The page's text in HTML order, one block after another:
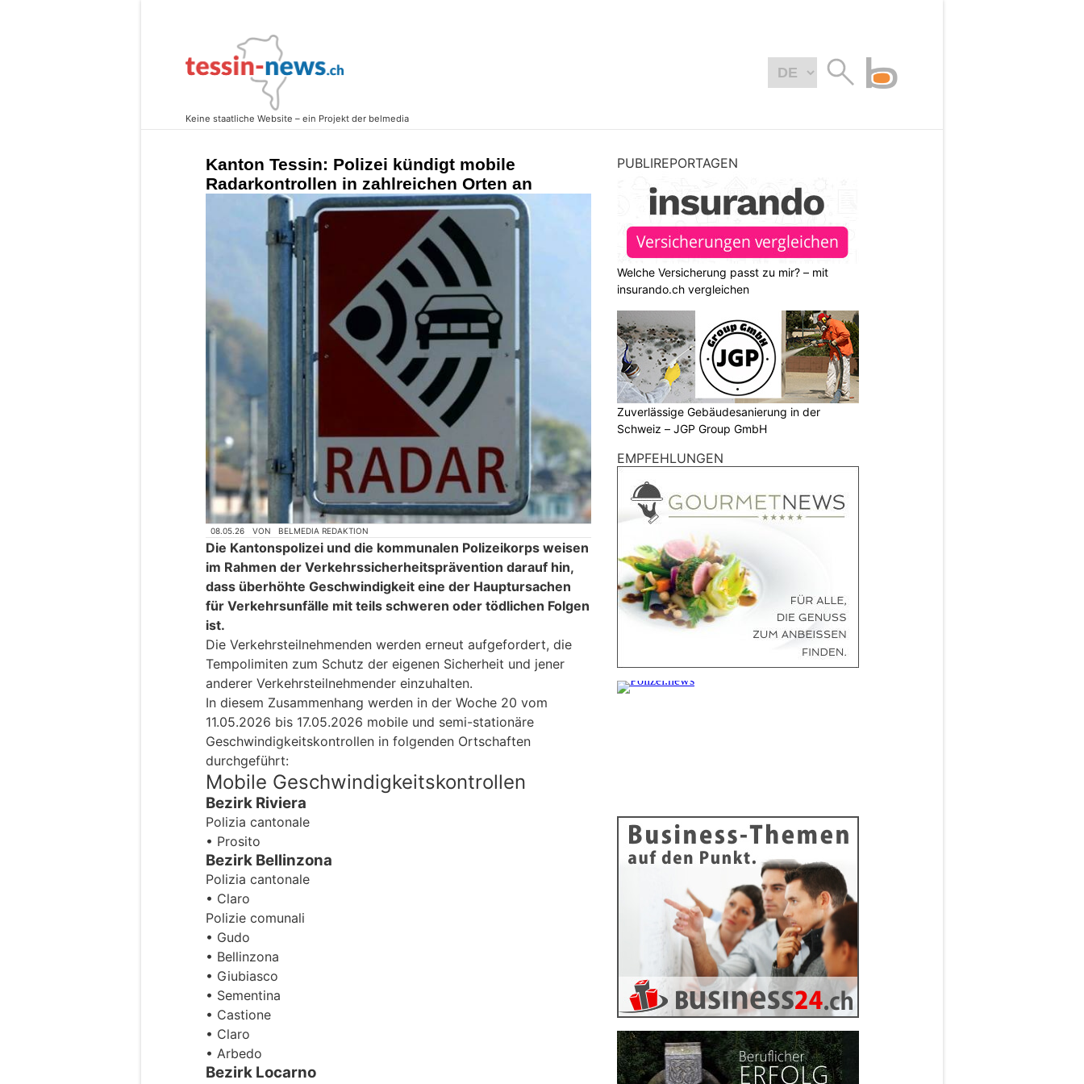
Kanton Tessin: Polizei kündigt mobile
Radarkontrollen in zahlreichen Orten an
08.05.26 VON BELMEDIA REDAKTION
Die Kantonspolizei und die kommunalen Polizeikorps weisen
im Rahmen der Verkehrssicherheitsprävention darauf hin,
dass überhöhte Geschwindigkeit eine der Hauptursachen
für Verkehrsunfälle mit teils schweren oder tödlichen Folgen
ist.
Die Verkehrsteilnehmenden werden erneut aufgefordert, die
Tempolimiten zum Schutz der eigenen Sicherheit und jener
anderer Verkehrsteilnehmender einzuhalten.
In diesem Zusammenhang werden in der Woche 20 vom
11.05.2026 bis 17.05.2026 mobile und semi-stationäre
Geschwindigkeitskontrollen in folgenden Ortschaften
durchgeführt:
Mobile Geschwindigkeitskontrollen
Bezirk Riviera
Polizia cantonale
• Prosito
Bezirk Bellinzona
Polizia cantonale
• Claro
Polizie comunali
• Gudo
• Bellinzona
• Giubiasco
• Sementina
• Castione
• Claro
• Arbedo
Bezirk Locarno
PUBLIREPORTAGEN
Welche Versicherung passt zu mir? – mit
insurando.ch vergleichen
Zuverlässige Gebäudesanierung in der
Schweiz – JGP Group GmbH
EMPFEHLUNGEN